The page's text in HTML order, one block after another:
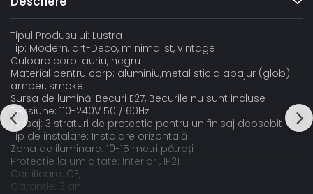
Tipul Produsului: Lustra
Tip: Modern, art-Deco, minimalist, vintage
Culoare corp: auriu, negru
Material pentru corp: aluminiu,metal sticla abajur (glob)
amber, smoke
Sursa de lumină: Becuri E27, Becurile nu sunt incluse
Tensiune: 110-240V 50 / 60Hz
Finisaj: 3 straturi de protectie pentru un finisaj deosebit
Tip de instalare: Instalare orizontală
Zona de iluminare: 10-15 metri pătrați
Protectie la umiditate: Interior , IP21
Certificare: CE,
Garanție: 3 ani